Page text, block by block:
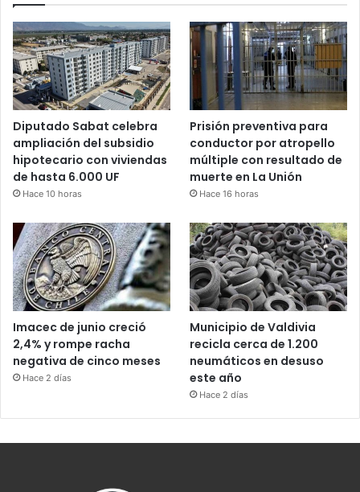
Diputado Sabat celebra
ampliación del subsidio
hipotecario con viviendas
de hasta 6.000 UF
Hace 10 horas
Prisión preventiva para
conductor por atropello
múltiple con resultado de
muerte en La Unión
Hace 16 horas
Imacec de junio creció
2,4% y rompe racha
negativa de cinco meses
Hace 2 días
Municipio de Valdivia
recicla cerca de 1.200
neumáticos en desuso
este año
Hace 2 días